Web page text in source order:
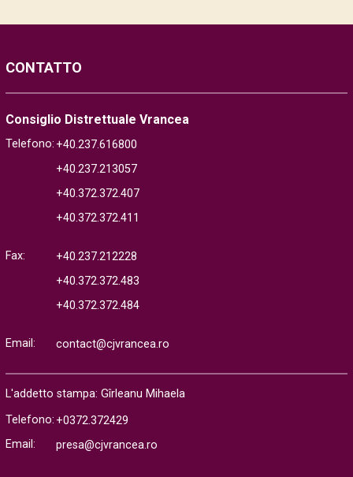
CONTATTO
Consiglio Distrettuale Vrancea
Telefono: +40.237.616800
+40.237.213057
+40.372.372.407
+40.372.372.411
Fax:
+40.237.212228
+40.372.372.483
+40.372.372.484
Email: contact@cjvrancea.ro
L'addetto stampa: Gîrleanu Mihaela
Telefono: +0372.372429
Email:
presa@cjvrancea.ro